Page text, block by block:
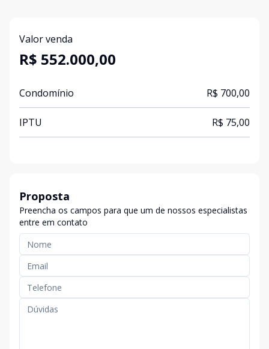
Valor venda
R$ 552.000,00
Condomínio R$ 700,00
IPTU R$ 75,00
Proposta
Preencha os campos para que um de nossos especialistas
entre em contato